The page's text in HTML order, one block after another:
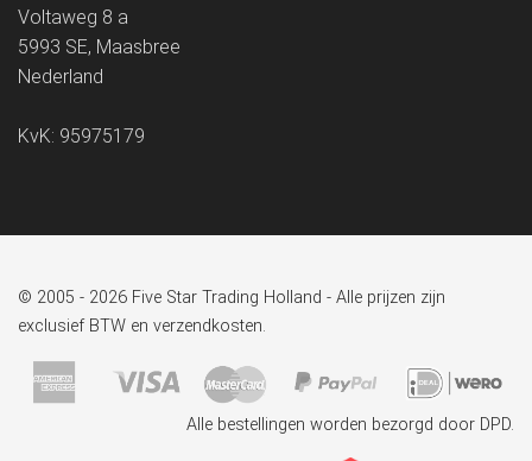
Voltaweg 8 a
5993 SE, Maasbree
Nederland
KvK: 95975179
© 2005 - 2026 Five Star Trading Holland - Alle prijzen zijn
exclusief BTW en verzendkosten.
Alle bestellingen worden bezorgd door DPD.